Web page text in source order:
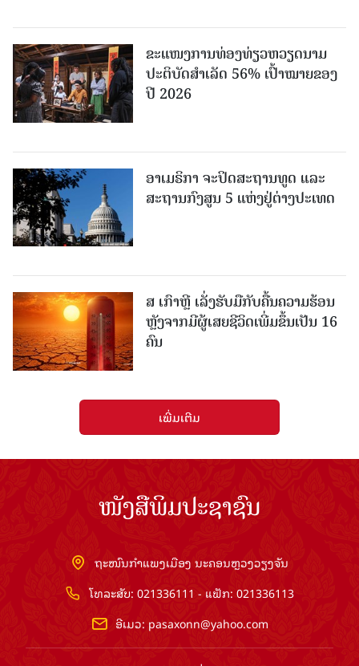
ຂະ​ແໜງ​ການ​ທ່ອງ​ທ່ຽວຫວຽດນາມ ​
ປະ​ຕິ​ບັດ​ສຳ​ເລັດ 56% ເປົ້າ​ໝາຍຂອງ
ປີ 2026
ອາເມຣິກາ ຈະປິດສະຖານທູດ ແ​ລະ
ສະຖານກົງສູນ 5 ແຫ່ງ​ຢູ່​ຕ່າງ​ປະ​ເທດ
ສ ເກົາຫຼີ ເລັ່ງຮັບມືກັບຄື້ນຄວາມຮ້ອນ
ຫຼັງຈາກມີຜູ້ເສຍຊີວິດເພີ່ມຂຶ້ນເປັນ 16
ຄົນ
ເພີ່ມເຕີມ
ໜັງສືພິມປະຊາຊົນ
ຖະໜົນກຳແພງເມືອງ ນະຄອນຫຼວງວຽງຈັນ
ໂທລະສັບ: 021336111 - ແຟັກ: 021336113
ອີເມວ: pasaxonn@yahoo.com